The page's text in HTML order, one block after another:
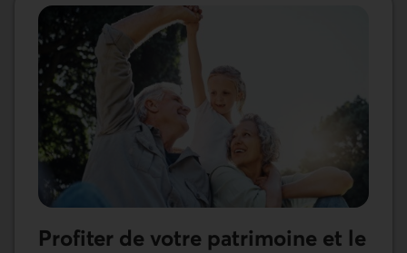
Profiter de votre patrimoine et le